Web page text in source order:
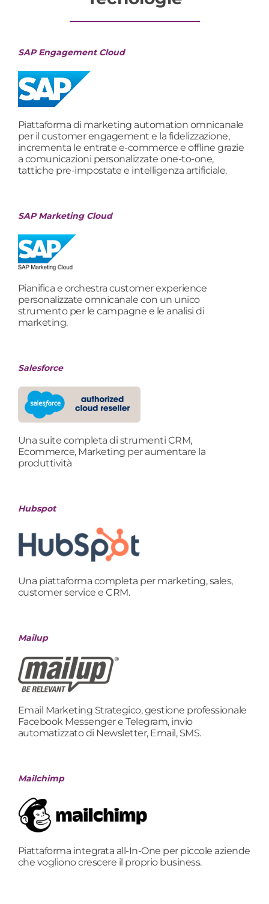
SAP Engagement Cloud
Piattaforma di marketing automation omnicanale
per il customer engagement e la fidelizzazione,
incrementa le entrate e-commerce e offline grazie
a comunicazioni personalizzate one-to-one,
tattiche pre-impostate e intelligenza artificiale.
SAP Marketing Cloud
Pianifica e orchestra customer experience
personalizzate omnicanale con un unico
strumento per le campagne e le analisi di
marketing.
Salesforce
Una suite completa di strumenti CRM,
Ecommerce, Marketing per aumentare la
produttività
Hubspot
Una piattaforma completa per marketing, sales,
customer service e CRM.
Mailup
Email Marketing Strategico, gestione professionale
Facebook Messenger e Telegram, invio
automatizzato di Newsletter, Email, SMS.
Mailchimp
Piattaforma integrata all-In-One per piccole aziende
che vogliono crescere il proprio business.